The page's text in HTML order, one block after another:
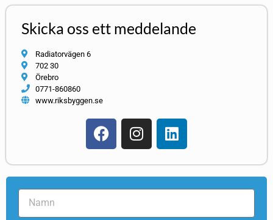
Skicka oss ett meddelande
Radiatorvägen 6
702 30
Örebro
0771-860860
www.riksbyggen.se